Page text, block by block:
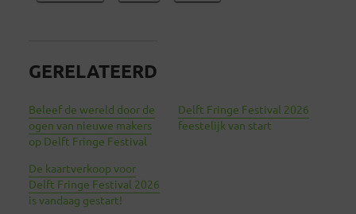
GERELATEERD
Beleef de wereld door de
ogen van nieuwe makers
op Delft Fringe Festival
Delft Fringe Festival 2026
feestelijk van start
De kaartverkoop voor
Delft Fringe Festival 2026
is vandaag gestart!